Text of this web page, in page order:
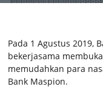
Pada 1 Agustus 2019,
bekerjasama
memudahkan para
Bank Maspion.